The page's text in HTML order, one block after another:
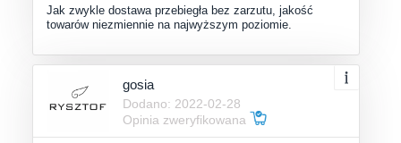
Jak zwykle dostawa przebiegła bez zarzutu, jakość
towarów niezmiennie na najwyższym poziomie.
gosia
Dodano: 2022-02-28
Opinia zweryfikowana